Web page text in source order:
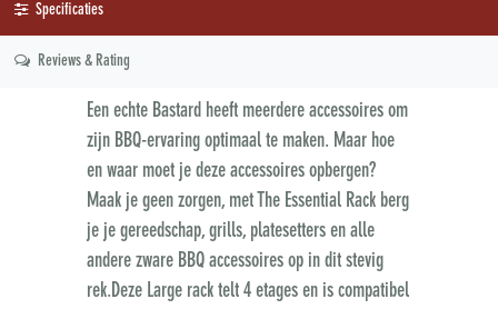
Specificaties
Reviews & Rating
Een echte Bastard heeft meerdere accessoires om
zijn BBQ-ervaring optimaal te maken. Maar hoe
en waar moet je deze accessoires opbergen?
Maak je geen zorgen, met The Essential Rack berg
je je gereedschap, grills, platesetters en alle
andere zware BBQ accessoires op in dit stevig
rek.Deze Large rack telt 4 etages en is compatibel